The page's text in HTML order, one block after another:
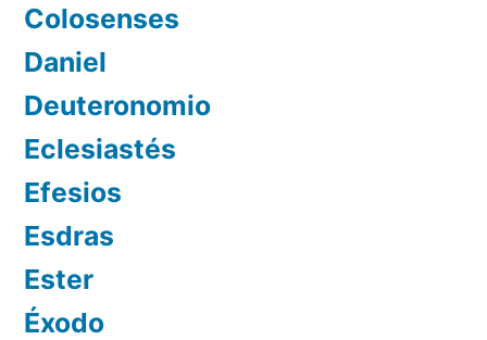
Colosenses
Daniel
Deuteronomio
Eclesiastés
Efesios
Esdras
Ester
Éxodo